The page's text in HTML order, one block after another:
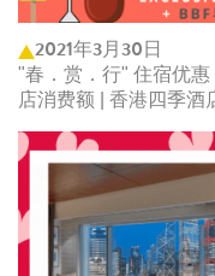
2021年3月30日
"春．赏．行" 住宿优
店消费额 | 香港四季酒